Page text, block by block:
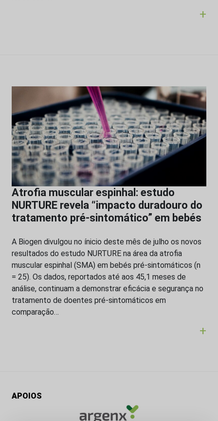
+
Atrofia muscular espinhal: estudo
NURTURE revela “impacto duradouro do
tratamento pré-sintomático” em bebés
A Biogen divulgou no ínicio deste mês de julho os novos
resultados do estudo NURTURE na área da atrofia
muscular espinhal (SMA) em bebés pré-sintomáticos (n
= 25). Os dados, reportados até aos 45,1 meses de
análise, continuam a demonstrar eficácia e segurança no
tratamento de doentes pré-sintomáticos em
comparação…
+
APOIOS